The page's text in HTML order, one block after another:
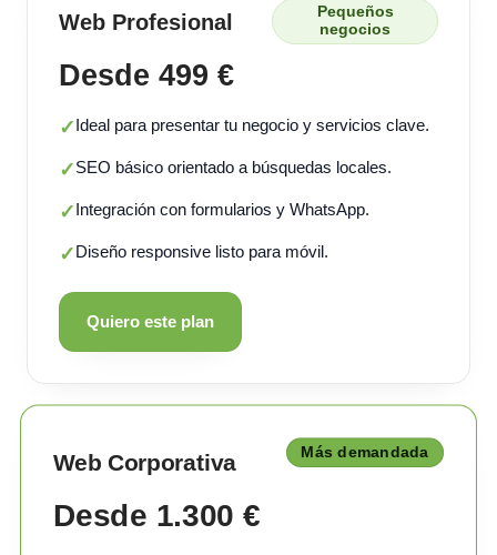
Web Profesional
Pequeños
negocios
Desde 499 €
✓Ideal para presentar tu negocio y servicios clave.
✓SEO básico orientado a búsquedas locales.
✓Integración con formularios y WhatsApp.
✓Diseño responsive listo para móvil.
Quiero este plan
Web Corporativa Más demandada
Desde 1.300 €